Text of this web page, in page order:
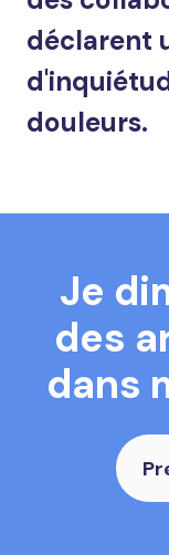
déclarent
douleurs.
Je
des
dans